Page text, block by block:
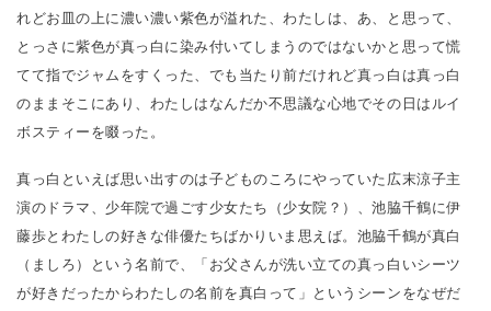
れどお皿の上に濃い濃い紫色が溢れた、わたしは、あ、と思って、
とっさに紫色が真っ白に染み付いてしまうのではないかと思って慌
てて指でジャムをすくった、でも当たり前だけれど真っ白は真っ白
のままそこにあり、わたしはなんだか不思議な心地でその日はルイ
ボスティーを啜った。
真っ白といえば思い出すのは子どものころにやっていた広末涼子主
演のドラマ、少年院で過ごす少女たち（少女院？）、池脇千鶴に伊
藤歩とわたしの好きな俳優たちばかりいま思えば。池脇千鶴が真白
（ましろ）という名前で、「お父さんが洗い立ての真っ白いシーツ
が好きだったからわたしの名前を真白って」というシーンをなぜだ